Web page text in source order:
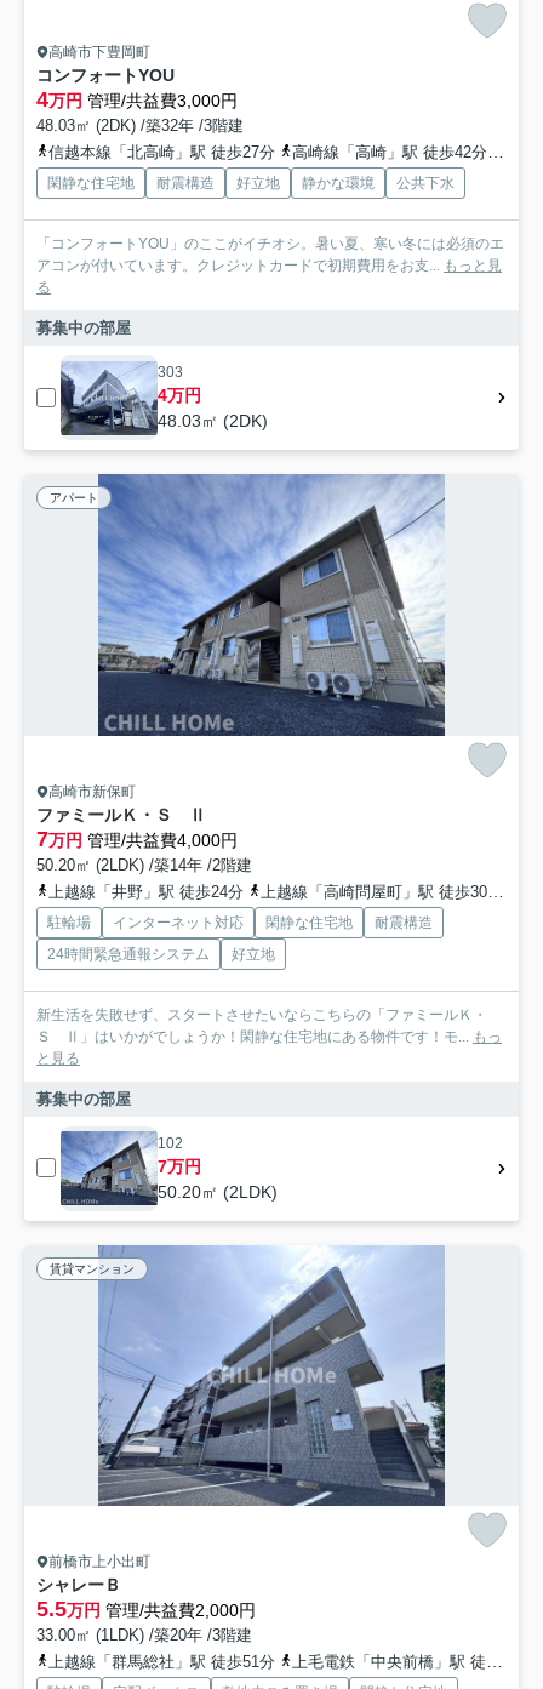
高崎市下豊岡町
コンフォートYOU
4万円 管理/共益費3,000円
48.03㎡ (2DK) /築32年 /3階建
信越本線「北高崎」駅 徒歩27分
高崎線「高崎」駅 徒歩42分
閑静な住宅地 耐震構造 好立地 静かな環境 公共下水
「コンフォートYOU」のここがイチオシ。暑い夏、寒い冬には必須のエ
アコンが付いています。クレジットカードで初期費用をお支... もっと見
る
募集中の部屋
303
4万円
48.03㎡ (2DK)
アパート
高崎市新保町
ファミールＫ・Ｓ Ⅱ
7万円 管理/共益費4,000円
50.20㎡ (2LDK) /築14年 /2階建
上越線「井野」駅 徒歩24分
上越線「高崎問屋町」駅 徒歩30分
駐輪場 インターネット対応 閑静な住宅地
耐震構造
24時間緊急通報システム
好立地
新生活を失敗せず、スタートさせたいならこちらの「ファミールＫ・
Ｓ Ⅱ」はいかがでしょうか！閑静な住宅地にある物件です！モ...
もっ
と見る
募集中の部屋
102
7万円
50.20㎡ (2LDK)
賃貸マンション
前橋市上小出町
シャレーＢ
5.5万円 管理/共益費2,000円
33.00㎡ (1LDK) /築20年 /3階建
上越線「群馬総社」駅 徒歩51分
上毛電鉄「中央前橋」駅 徒歩47分